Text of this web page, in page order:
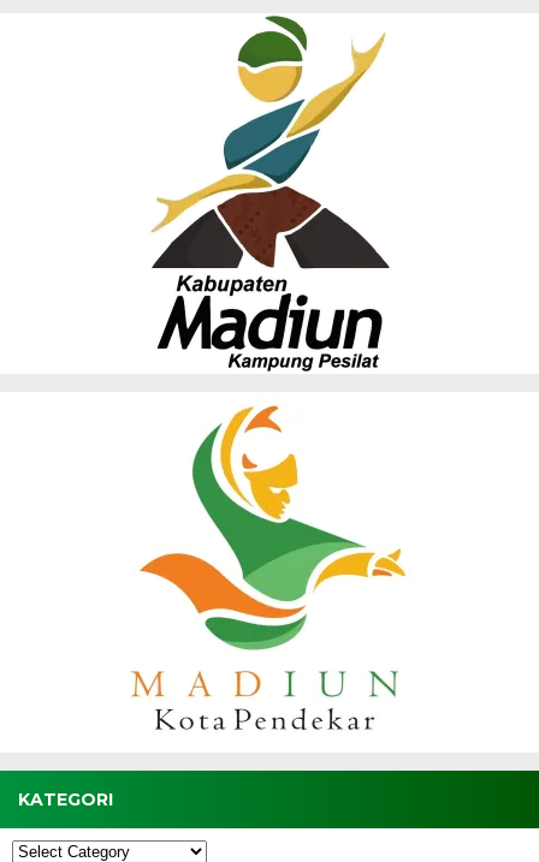
KATEGORI
Kategori